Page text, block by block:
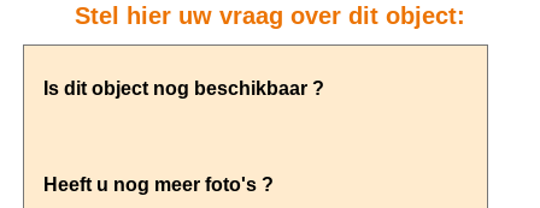
Stel hier uw vraag over dit object: